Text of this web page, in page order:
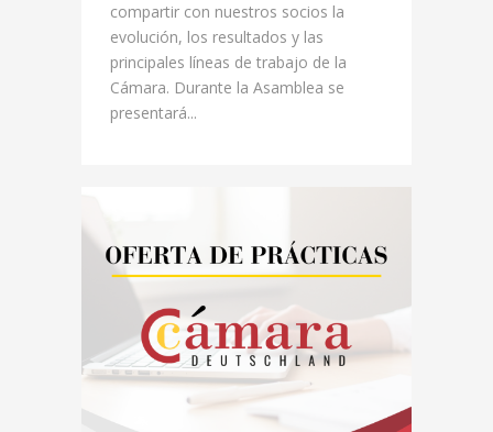
compartir con nuestros socios la
evolución, los resultados y las
principales líneas de trabajo de la
Cámara. Durante la Asamblea se
presentará...